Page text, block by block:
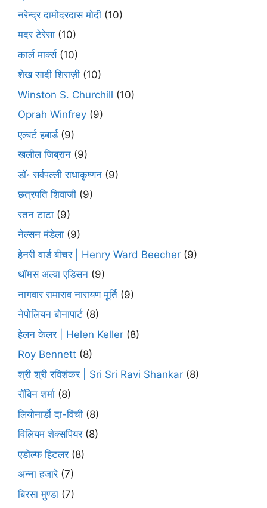
नरेन्द्र दामोदरदास मोदी (10)
मदर टेरेसा (10)
कार्ल मार्क्स(10)
शेख सादी शिराज़ी (10)
Winston S. Churchill (10)
Oprah Winfrey (9)
एल्बर्ट हबार्ड(9)
खलील जिब्रान (9)
डॉ॰ सर्वपल्ली राधाकृष्णन (9)
छत्रपति शिवाजी (9)
रतन टाटा (9)
नेल्सन मंडेला (9)
हेनरी वार्ड बीचर | Henry Ward Beecher (9)
थॉमस अल्वा एडिसन (9)
नागवार रामाराव नारायण मूर्ति (9)
नेपोलियन बोनापार्ट (8)
हेलन केलर | Helen Keller (8)
Roy Bennett (8)
श्री श्री रविशंकर | Sri Sri Ravi Shankar (8)
रॉबिन शर्मा (8)
लियोनार्डो दा-विंची (8)
विलियम शेक्सपियर(8)
एडोल्फ हिटलर(8)
अन्ना हजारे(7)
बिरसा मुण्डा (7)